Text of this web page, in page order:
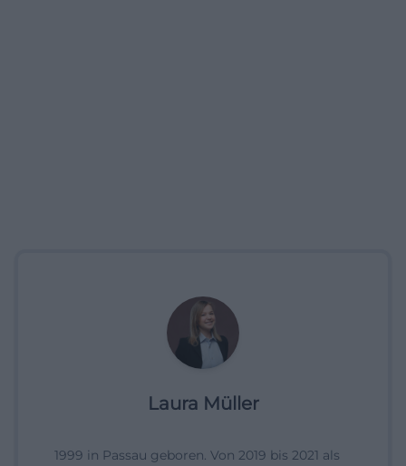
Laura Müller
1999 in Passau geboren. Von 2019 bis 2021 als